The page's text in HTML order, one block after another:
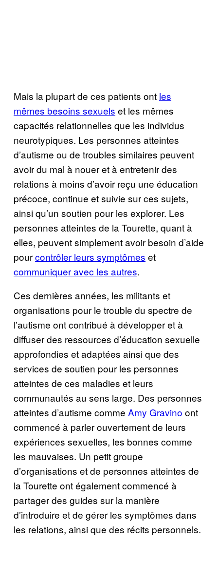
Mais la plupart de ces patients ont les
mêmes besoins sexuels et les mêmes
capacités relationnelles que les individus
neurotypiques. Les personnes atteintes
d’autisme ou de troubles similaires peuvent
avoir du mal à nouer et à entretenir des
relations à moins d’avoir reçu une éducation
précoce, continue et suivie sur ces sujets,
ainsi qu’un soutien pour les explorer. Les
personnes atteintes de la Tourette, quant à
elles, peuvent simplement avoir besoin d’aide
pourcontrôler leurs symptômes et
communiquer avec les autres.
Ces dernières années, les militants et
organisations pour le trouble du spectre de
l’autisme ont contribué à développer et à
diffuser des ressources d’éducation sexuelle
approfondies et adaptées ainsi que des
services de soutien pour les personnes
atteintes de ces maladies et leurs
communautés au sens large. Des personnes
atteintes d’autisme comme Amy Gravino ont
commencé à parler ouvertement de leurs
expériences sexuelles, les bonnes comme
les mauvaises. Un petit groupe
d’organisations et de personnes atteintes de
la Tourette ont également commencé à
partager des guides sur la manière
d’introduire et de gérer les symptômes dans
les relations, ainsi que des récits personnels.